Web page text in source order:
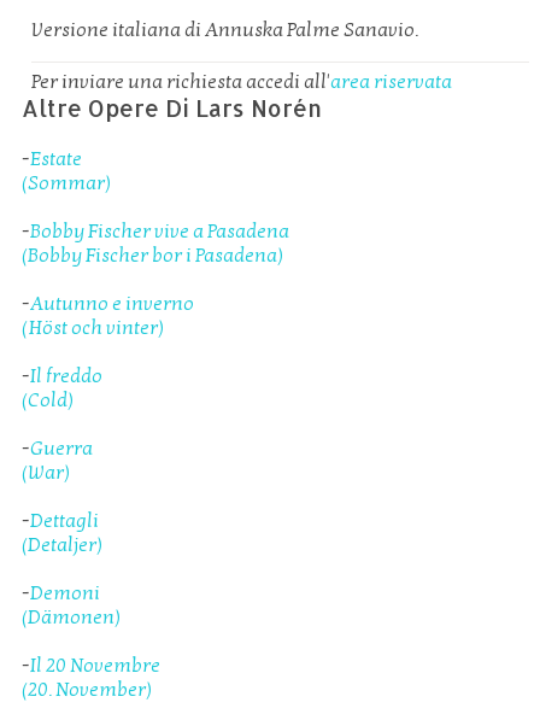
Versione italiana di Annuska Palme Sanavio.
Per inviare una richiesta accedi all'area riservata
Altre Opere Di Lars Norén
-Estate
(Sommar)
-Bobby Fischer vive a Pasadena
(Bobby Fischer bor i Pasadena)
-Autunno e inverno
(Höst och vinter)
-Il freddo
(Cold)
-Guerra
(War)
-Dettagli
(Detaljer)
-Demoni
(Dämonen)
-Il 20 Novembre
(20. November)